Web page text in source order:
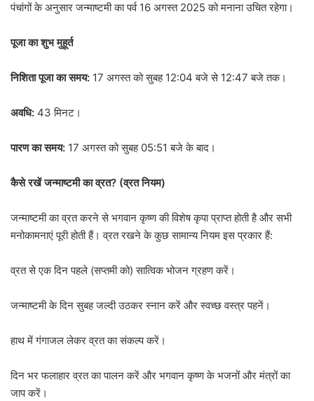
पंचांगों के अनुसार जन्माष्टमी का पर्व 16 अगस्त 2025 को मनाना उचित रहेगा।
पूजा का शुभ मुहूर्त
निशिता पूजा का समय: 17 अगस्त को सुबह 12:04 बजे से 12:47 बजे तक।
अवधि: 43 मिनट।
पारण का समय: 17 अगस्त को सुबह 05:51 बजे के बाद।
कैसे रखें जन्माष्टमी का व्रत? (व्रत नियम)
जन्माष्टमी का व्रत करने से भगवान कृष्ण की विशेष कृपा प्राप्त होती है और सभी
मनोकामनाएं पूरी होती हैं। व्रत रखने के कुछ सामान्य नियम इस प्रकार हैं:
व्रत से एक दिन पहले (सप्तमी को) सात्विक भोजन ग्रहण करें।
जन्माष्टमी के दिन सुबह जल्दी उठकर स्नान करें और स्वच्छ वस्त्र पहनें।
हाथ में गंगाजल लेकर व्रत का संकल्प करें।
दिन भर फलाहार व्रत का पालन करें और भगवान कृष्ण के भजनों और मंत्रों का
जाप करें।